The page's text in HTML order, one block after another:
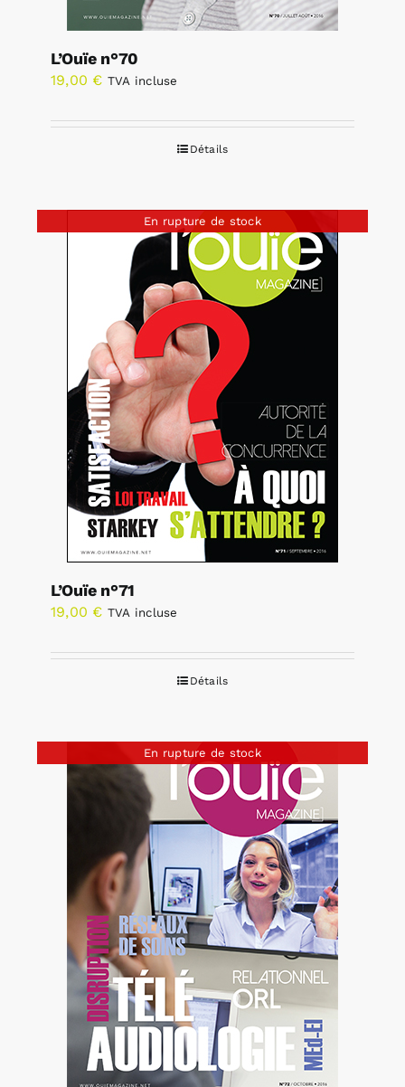
L’Ouïe n°70
19,00 € TVA incluse
Détails
En rupture de stock
L’Ouïe n°71
19,00 € TVA incluse
Détails
En rupture de stock